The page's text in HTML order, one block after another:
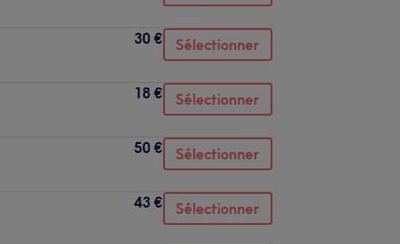
30 € Sélectionner
18 € Sélectionner
50 € Sélectionner
43 € Sélectionner